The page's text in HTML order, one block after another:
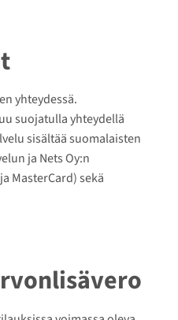
yhteydessä.
suojatulla yhteydellä
sisältää suomalaisten
ja Nets Oy:n
MasterCard) sekä